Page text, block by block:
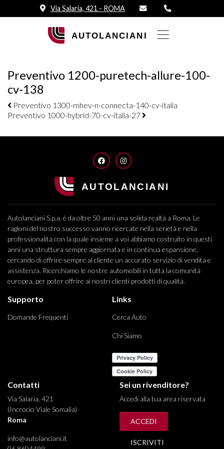
Via Salaria, 421 - ROMA
Preventivo 1200-puretech-allure-100-
cv-138
Navigazione elementi
Preventivo 1300-mhev-n-connecta-140-cv-italia
Preventivo 1000-hybrid-70-cv-italia-27
FACEBOOKINSTAGRAM
Autolanciani S.p.a. è da oltre 50 anni una solida realtà a Roma. Le
ragioni del nostro successo vanno ricercate nella serietà e nella
professionalità con la quale insieme a voi abbiamo costruito in questi
anni una struttura sempre aggiornata e in continua espansione,
cercando di offrire sempre al cliente un accurato servizio di vendita e
assistenza. Ricerchiamo le nostre automobili in tutta la comunità
europea, per poter offrire ai nostri clienti prodotti di qualità.
Supporto
Domande Frequenti
Links
Cerca Auto
Chi Siamo
Contatti
Via Salaria, 421
(Incrocio Viale Somalia)
Roma
info@autolanciani.it
Sei un rivenditore?
Accedi alla tua area riservata
ACCEDI
ISCRIVITI